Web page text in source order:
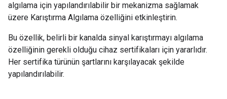
algılama için yapılandırılabilir bir mekanizma sağlamak
üzere Karıştırma Algılama özelliğini etkinleştirin.
Bu özellik, belirli bir kanalda sinyal karıştırmayı algılama
özelliğinin gerekli olduğu cihaz sertifikaları için yararlıdır.
Her sertifika türünün şartlarını karşılayacak şekilde
yapılandırılabilir.